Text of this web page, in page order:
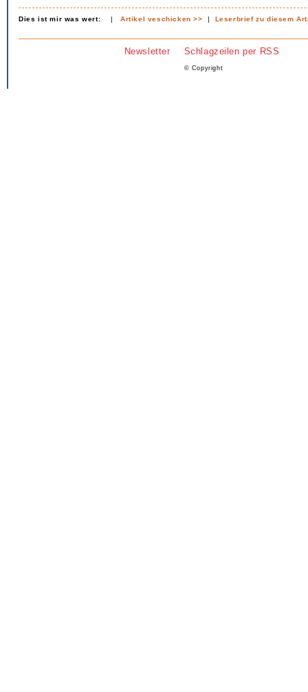
Dies ist mir was wert: |Artikel veschicken >> | Leserbrief zu diesem
Newsletter Schlagzeilen per RSS
© Copyright